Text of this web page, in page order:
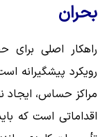
بحران
راهکار اصلی
رویکرد پیشگیرانه
مراکز حساس، ایجاد
اقداماتی است که